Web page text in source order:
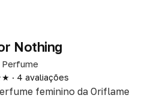
Nothing
Perfume
· 4 avaliações
feminino da Oriflame